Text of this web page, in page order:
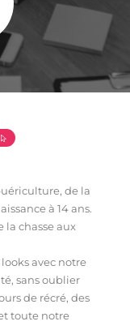
de la
à 14 ans.
la chasse aux
avec notre
sans oublier
de récré, des
toute notre